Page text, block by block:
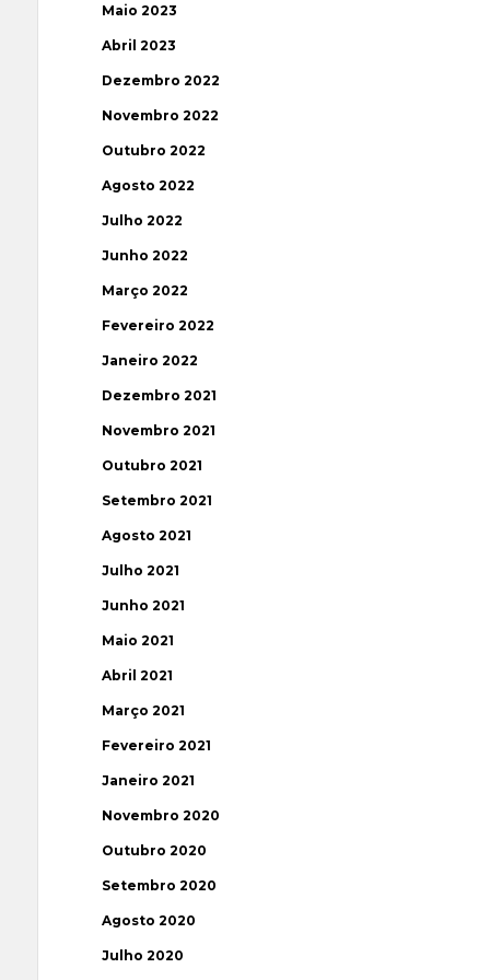
Maio 2023
Abril 2023
Dezembro 2022
Novembro 2022
Outubro 2022
Agosto 2022
Julho 2022
Junho 2022
Março 2022
Fevereiro 2022
Janeiro 2022
Dezembro 2021
Novembro 2021
Outubro 2021
Setembro 2021
Agosto 2021
Julho 2021
Junho 2021
Maio 2021
Abril 2021
Março 2021
Fevereiro 2021
Janeiro 2021
Novembro 2020
Outubro 2020
Setembro 2020
Agosto 2020
Julho 2020